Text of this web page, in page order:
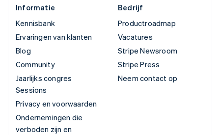
Informatie
Kennisbank
Ervaringen van klanten
Blog
Community
Jaarlijks congres
Sessions
Privacy en voorwaarden
Ondernemingen die
verboden zijn en
Bedrijf
Productroadmap
Vacatures
Stripe Newsroom
Stripe Press
Neem contact op